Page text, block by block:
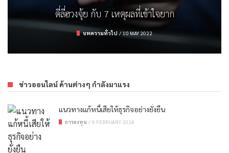
ตี่ลี่ฮวงจุ้ย กับ 7 เหตุผลที่เข้าใจยาก
บทความทั่วไป / 10 MAY 2022
การลงทุน 16 MARCH 2022
รถยนต์ไฟฟ้า คิดให้ดีก่อนมีครอบครอง
ยานยนต์ / 9 APRIL 2022
รู้จักกับจุดความร้อน (Hot Spot) และสาเหตุ
บทความทั่วไป / 19 FEBRUARY 2023
ข่าวออนไลน์ ด้านต่างๆ กำลังมาแรง
แนวทางแก้หนี้เสียให้ธุรกิจอย่างยั่งยืน
การลงทุน / 6 FEBRUARY 2024